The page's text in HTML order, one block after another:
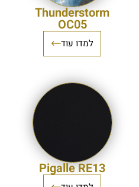
Thunderstorm
OC05
למדו עוד
Pigalle RE13